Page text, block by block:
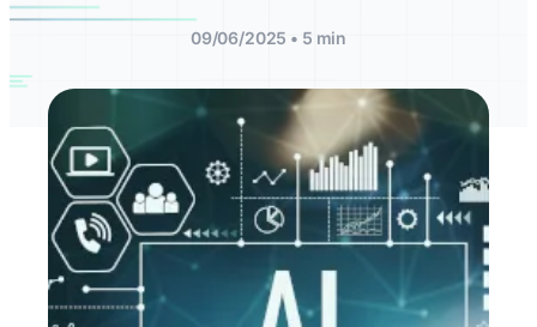
09/06/2025 • 5 min